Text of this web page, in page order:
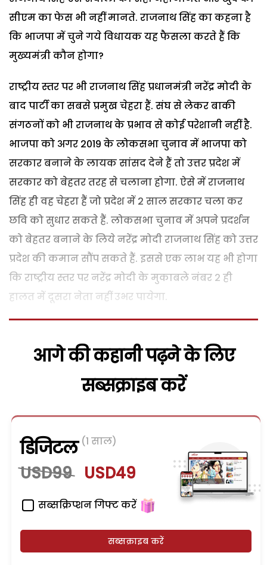
सीएम का फेस भी नहीं मानते. राजनाथ सिंह का कहना है
कि भाजपा में चुने गये विधायक यह फैसला करते हैं कि
मुख्यमंत्री कौन होगा?
राष्ट्रीय स्तर पर भी राजनाथ सिंह प्रधानमंत्री नरेंद्र मोदी के
बाद पार्टी का सबसे प्रमुख चेहरा हैं. संघ से लेकर बाकी
संगठनों को भी राजनाथ के प्रभाव से कोई परेशानी नहीं है.
भाजपा को अगर 2019 के लोकसभा चुनाव में भाजपा को
सरकार बनाने के लायक सांसद देने हैं तो उत्तर प्रदेश में
सरकार को बेहतर तरह से चलाना होगा. ऐसे में राजनाथ
सिंह ही वह चेहरा हैं जो प्रदेश में 2 साल सरकार चला कर
छवि को सुधार सकते हैं. लोकसभा चुनाव में अपने प्रदर्शन
को बेहतर बनाने के लिये नरेंद्र मोदी राजनाथ सिंह को उत्तर
प्रदेश की कमान सौंप सकते हैं. इससे एक लाभ यह भी होगा
कि राष्ट्रीय स्तर पर नरेंद्र मोदी के मुकाबले नंबर 2 ही
हालत में दूसरा नेता नहीं उभर पायेगा.
आगे की कहानी पढ़ने के लिए
सब्सक्राइब करें
डिजिटल (1 साल)
USD99 USD49
सब्सक्रिप्शन गिफ्ट करें
सब्सक्राइब करें